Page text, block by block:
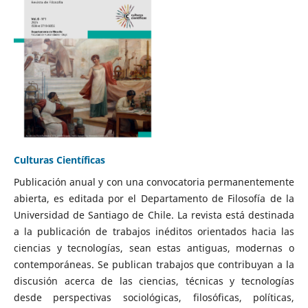
Culturas Científicas
Publicación anual y con una convocatoria permanentemente
abierta, es editada por el Departamento de Filosofía de la
Universidad de Santiago de Chile. La revista está destinada
a la publicación de trabajos inéditos orientados hacia las
ciencias y tecnologías, sean estas antiguas, modernas o
contemporáneas. Se publican trabajos que contribuyan a la
discusión acerca de las ciencias, técnicas y tecnologías
desde perspectivas sociológicas, filosóficas, políticas,